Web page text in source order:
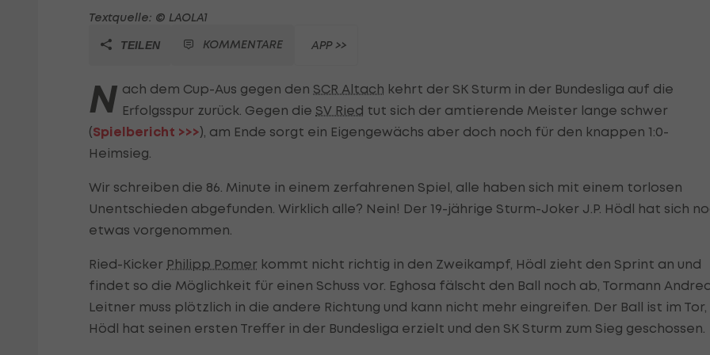
Textquelle: © LAOLA1
TEILEN KOMMENTARE APP >>
N ach dem Cup-Aus gegen den SCR Altach kehrt der SK Sturm in der Bundesliga auf die
Erfolgsspur zurück. Gegen die SV Ried tut sich der amtierende Meister lange schwer
(Spielbericht >>>), am Ende sorgt ein Eigengewächs aber doch noch für den knappen 1:0-
Heimsieg.
Wir schreiben die 86. Minute in einem zerfahrenen Spiel, alle haben sich mit einem torlosen
Unentschieden abgefunden. Wirklich alle? Nein! Der 19-jährige Sturm-Joker J.P. Hödl hat sich
etwas vorgenommen.
Ried-Kicker Philipp Pomer kommt nicht richtig in den Zweikampf, Hödl zieht den Sprint an und
findet so die Möglichkeit für einen Schuss vor. Eghosa fälscht den Ball noch ab, Tormann
Leitner muss plötzlich in die andere Richtung und kann nicht mehr eingreifen. Der Ball ist im Tor,
Hödl hat seinen ersten Treffer in der Bundesliga erzielt und den SK Sturm zum Sieg geschossen.